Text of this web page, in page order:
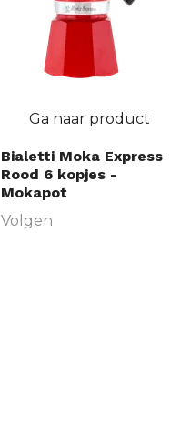
Ga naar product
Bialetti Moka Express
Rood 6 kopjes -
Mokapot
Volgen